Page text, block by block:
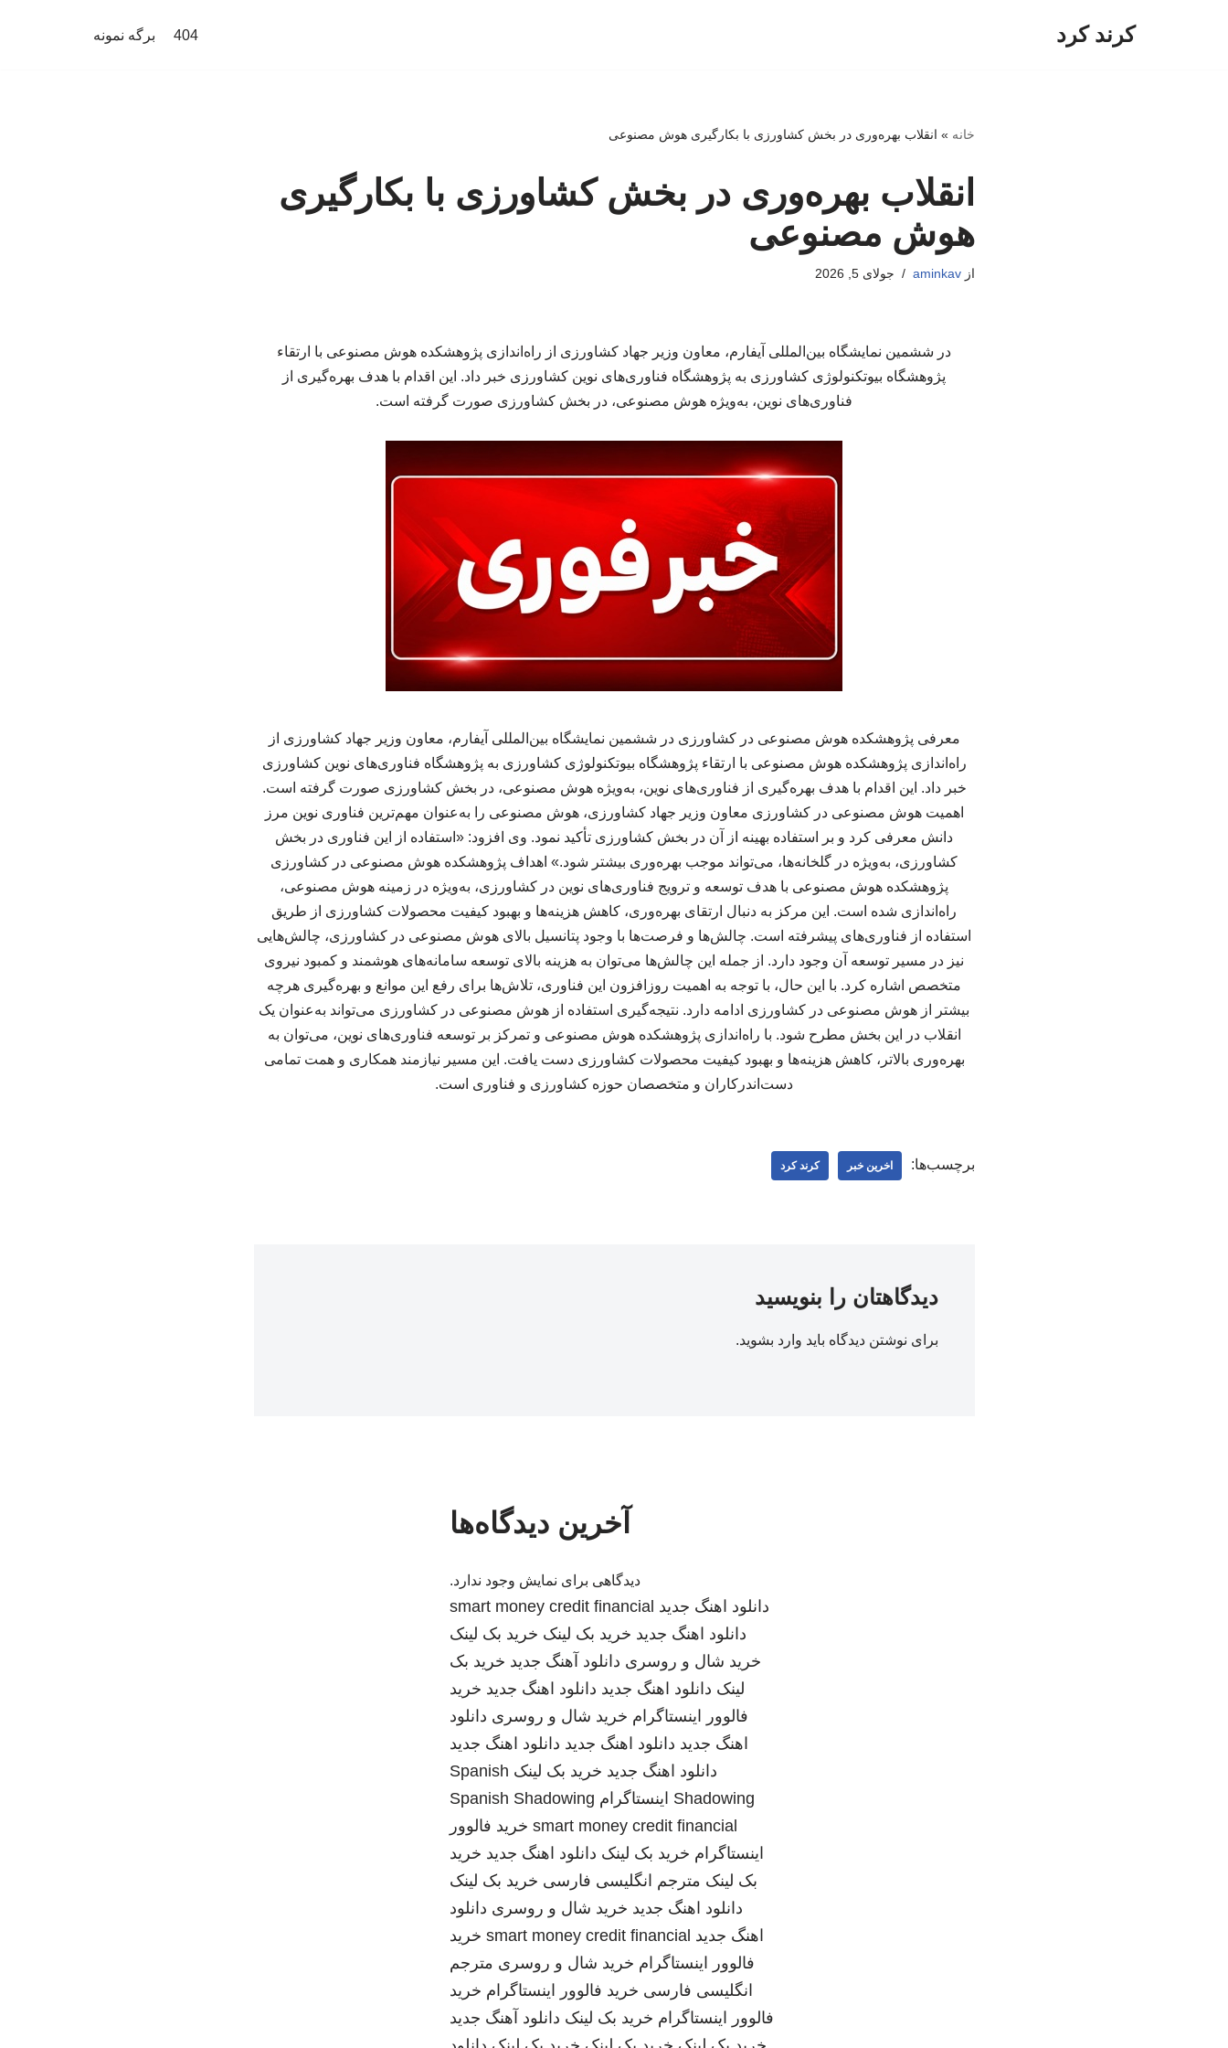
کرند کرد 404 برگه نمونه
خانه » انقلاب بهره‌وری در بخش کشاورزی با بکارگیری هوش مصنوعی
انقلاب بهره‌وری در بخش کشاورزی با بکارگیری
هوش مصنوعی
ازaminkav جولای 5, 2026
در ششمین نمایشگاه بین‌المللی آیفارم، معاون وزیر جهاد کشاورزی از راه‌اندازی پژوهشکده هوش مصنوعی با ارتقاء
پژوهشگاه بیوتکنولوژی کشاورزی به پژوهشگاه فناوری‌های نوین کشاورزی خبر داد. این اقدام با هدف بهره‌گیری از
فناوری‌های نوین، به‌ویژه هوش مصنوعی، در بخش کشاورزی صورت گرفته است.
معرفی پژوهشکده هوش مصنوعی در کشاورزی در ششمین نمایشگاه بین‌المللی آیفارم، معاون وزیر جهاد کشاورزی از
راه‌اندازی پژوهشکده هوش مصنوعی با ارتقاء پژوهشگاه بیوتکنولوژی کشاورزی به پژوهشگاه فناوری‌های نوین کشاورزی
خبر داد. این اقدام با هدف بهره‌گیری از فناوری‌های نوین، به‌ویژه هوش مصنوعی، در بخش کشاورزی صورت گرفته است.
اهمیت هوش مصنوعی در کشاورزی معاون وزیر جهاد کشاورزی، هوش مصنوعی را به‌عنوان مهم‌ترین فناوری نوین مرز
دانش معرفی کرد و بر استفاده بهینه از آن در بخش کشاورزی تأکید نمود. وی افزود: «استفاده از این فناوری در بخش
کشاورزی، به‌ویژه در گلخانه‌ها، می‌تواند موجب بهره‌وری بیشتر شود.» اهداف پژوهشکده هوش مصنوعی در کشاورزی
پژوهشکده هوش مصنوعی با هدف توسعه و ترویج فناوری‌های نوین در کشاورزی، به‌ویژه در زمینه هوش مصنوعی،
راه‌اندازی شده است. این مرکز به دنبال ارتقای بهره‌وری، کاهش هزینه‌ها و بهبود کیفیت محصولات کشاورزی از طریق
استفاده از فناوری‌های پیشرفته است. چالش‌ها و فرصت‌ها با وجود پتانسیل بالای هوش مصنوعی در کشاورزی، چالش‌هایی
نیز در مسیر توسعه آن وجود دارد. از جمله این چالش‌ها می‌توان به هزینه بالای توسعه سامانه‌های هوشمند و کمبود نیروی
متخصص اشاره کرد. با این حال، با توجه به اهمیت روزافزون این فناوری، تلاش‌ها برای رفع این موانع و بهره‌گیری هرچه
بیشتر از هوش مصنوعی در کشاورزی ادامه دارد. نتیجه‌گیری استفاده از هوش مصنوعی در کشاورزی می‌تواند به‌عنوان یک
انقلاب در این بخش مطرح شود. با راه‌اندازی پژوهشکده هوش مصنوعی و تمرکز بر توسعه فناوری‌های نوین، می‌توان به
بهره‌وری بالاتر، کاهش هزینه‌ها و بهبود کیفیت محصولات کشاورزی دست یافت. این مسیر نیازمند همکاری و همت تمامی
دست‌اندرکاران و متخصصان حوزه کشاورزی و فناوری است.
برچسب‌ها: اخرین خبر کرند کرد
دیدگاهتان را بنویسید
برای نوشتن دیدگاه باید وارد بشوید.
آخرین دیدگاه‌ها
دیدگاهی برای نمایش وجود ندارد.
دانلود اهنگ جدید smart money credit financial
دانلود اهنگ جدید خرید بک لینک خرید بک لینک
خرید شال و روسری دانلود آهنگ جدید خرید بک
لینک دانلود اهنگ جدید دانلود اهنگ جدید خرید
فالوور اینستاگرام خرید شال و روسری دانلود
اهنگ جدید دانلود اهنگ جدید دانلود اهنگ جدید
دانلود اهنگ جدید خرید بک لینک Spanish
Shadowing اینستاگرام Spanish Shadowing
smart money credit financial خرید فالوور
اینستاگرام خرید بک لینک دانلود اهنگ جدید خرید
بک لینک مترجم انگلیسی فارسی خرید بک لینک
دانلود اهنگ جدید خرید شال و روسری دانلود
اهنگ جدید smart money credit financial خرید
فالوور اینستاگرام خرید شال و روسری مترجم
انگلیسی فارسی خرید فالوور اینستاگرام خرید
فالوور اینستاگرام خرید بک لینک دانلود آهنگ جدید